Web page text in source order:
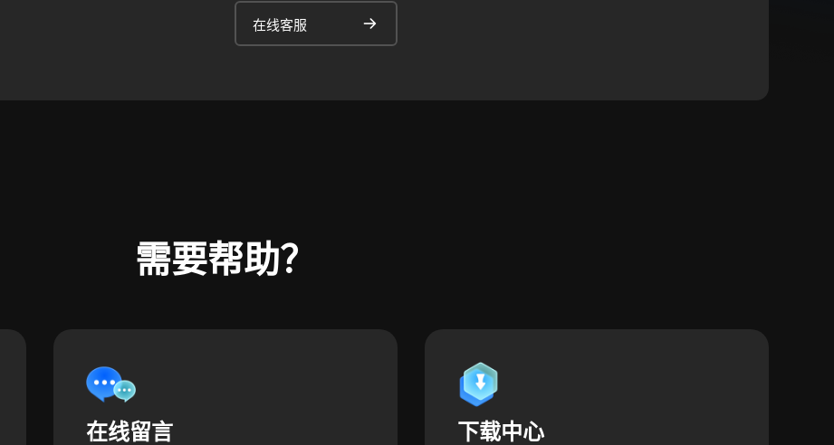
在线客服
需要帮助？
在线留言 下载中心